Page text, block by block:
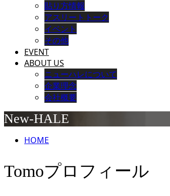
貼り方情報
アスリートトーク
イベント
その他
EVENT
ABOUT US
ニューハレについて
企業理念
会社概要
New-HALE
HOME
Tomoプロフィール